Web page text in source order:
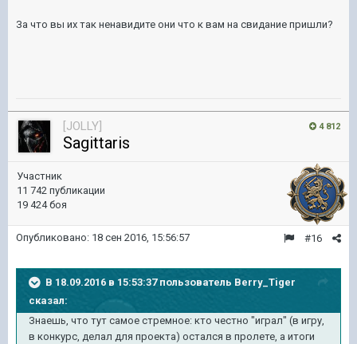
За что вы их так ненавидите они что к вам на свидание пришли?
4 812
[JOLLY]
Sagittaris
Участник
11 742 публикации
19 424 боя
#16
Опубликовано: 18 сен 2016, 15:56:57
В 18.09.2016 в 15:53:37 пользователь Berry_Tiger
сказал:
Знаешь, что тут самое стремное: кто честно "играл" (в игру,
в конкурс, делал для проекта) остался в пролете, а итоги